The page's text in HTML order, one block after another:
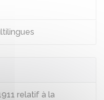
relatif à la